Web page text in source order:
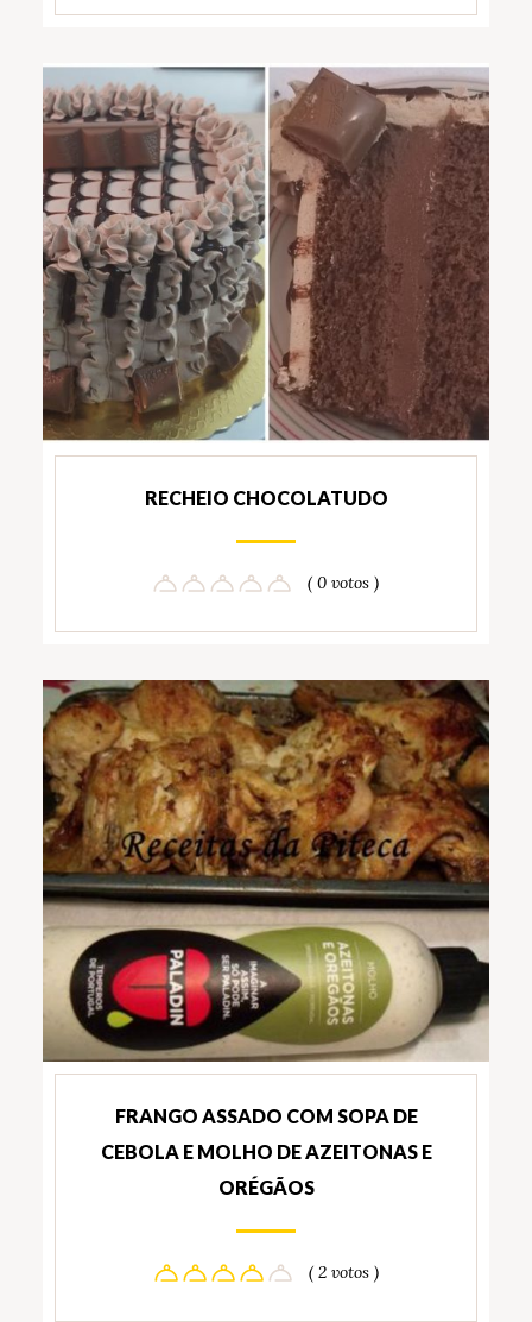
RECHEIO CHOCOLATUDO
( 0 votos )
FRANGO ASSADO COM SOPA DE
CEBOLA E MOLHO DE AZEITONAS E
ORÉGÃOS
( 2 votos )